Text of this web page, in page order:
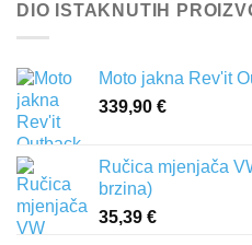
DIO ISTAKNUTIH
Moto jakna Rev'it
339,90 €
Ručica mjenjača
brzina)
35,39 €